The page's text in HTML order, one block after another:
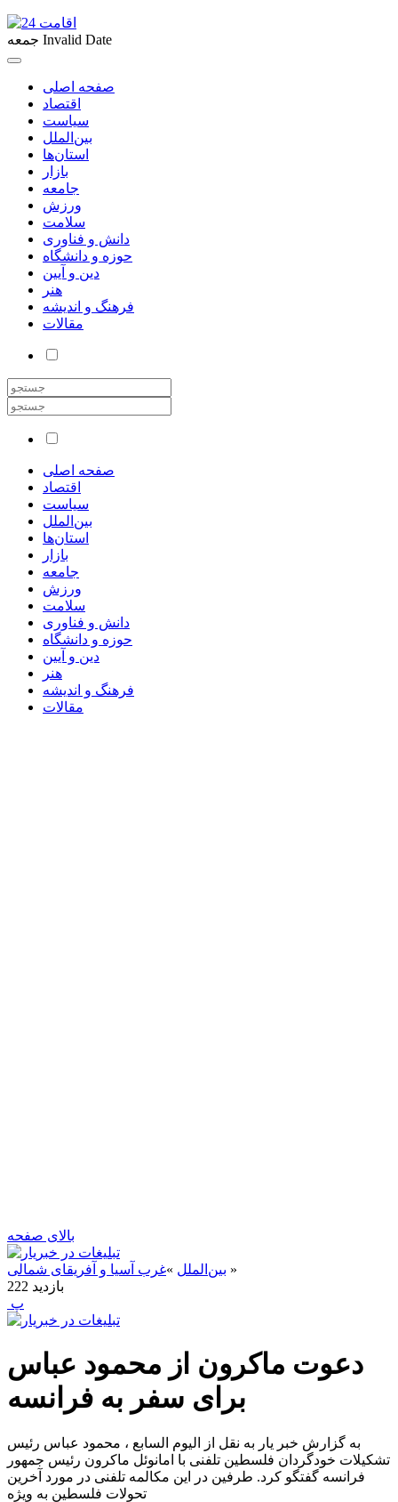
جمعه Invalid Date
صفحه اصلی
اقتصاد
سیاست
بین‌الملل
استان‌ها
بازار
جامعه
ورزش
سلامت
دانش و فناوری
حوزه و دانشگاه
دین و آیین
هنر
فرهنگ و اندیشه
مقالات
صفحه اصلی
اقتصاد
سیاست
بین‌الملل
استان‌ها
بازار
جامعه
ورزش
سلامت
دانش و فناوری
حوزه و دانشگاه
دین و آیین
هنر
فرهنگ و اندیشه
مقالات
بالای صفحه
بین‌الملل »غرب آسیا و آفریقای شمالی
»
222 بازدید
‍ پ
دعوت ماکرون از محمود عباس
برای سفر به فرانسه
به گزارش خبر یار به نقل از الیوم السابع ، محمود عباس رئیس
تشکیلات خودگردان فلسطین تلفنی با امانوئل ماکرون رئیس جمهور
فرانسه گفتگو کرد. طرفین در این مکالمه تلفنی در مورد آخرین
تحولات فلسطین به ویژه